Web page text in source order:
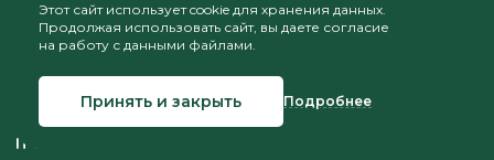
Приветствуется копирование и размещение
материалов при условии сохранения ссылки на наш
© 2026 Bonduelle Казахстан
Создание сайта
Этот сайт использует cookie для хранения данных.
Продолжая использовать сайт, вы даете согласие
на работу с данными файлами.
Принять и закрыть Подробнее